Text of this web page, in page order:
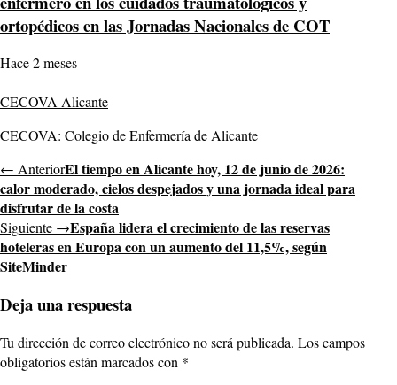
ortopédicos en las Jornadas Nacionales de COT
Hace 2 meses
CECOVA Alicante
CECOVA: Colegio de Enfermería de Alicante
← AnteriorEl tiempo en Alicante hoy, 12 de junio de 2026:
calor moderado, cielos despejados y una jornada ideal para
disfrutar de la costa
Siguiente →España lidera el crecimiento de las reservas
hoteleras en Europa con un aumento del 11,5%, según
SiteMinder
Deja una respuesta
Tu dirección de correo electrónico no será publicada. Los campos
obligatorios están marcados con *